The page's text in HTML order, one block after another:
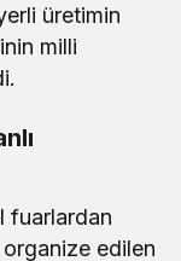
üretimin
milli
fuarlardan
organize edilen